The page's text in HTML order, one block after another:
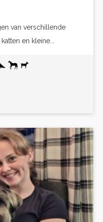
van verschillende
en kleine...